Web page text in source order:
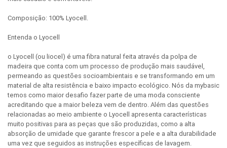
Composição: 100% Lyocell.
Entenda o Lyocell
o Lyocell (ou liocel) é uma fibra natural feita através da polpa de
madeira que conta com um processo de produção mais saudável,
permeando as questões socioambientais e se transformando em um
material de alta resistência e baixo impacto ecológico. Nós da mybasic
temos como maior desafio fazer parte de uma moda consciente
acreditando que a maior beleza vem de dentro. Além das questões
relacionadas ao meio ambiente o Lyocell apresenta características
muito positivas para as peças que são produzidas, como a alta
absorção de umidade que garante frescor a pele e a alta durabilidade
uma vez que seguidos as instruções específicas de lavagem.